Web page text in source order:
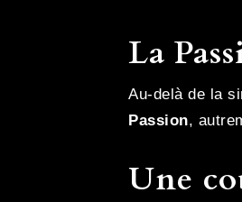
La
Au-delà de la
Passion,
Une